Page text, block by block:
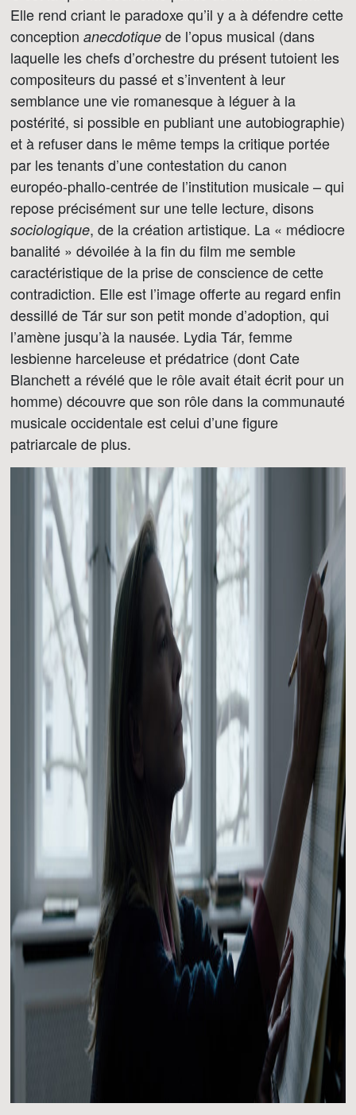
Elle rend criant le paradoxe qu’il y a à défendre cette
conception anecdotique de l’opus musical (dans
laquelle les chefs d’orchestre du présent tutoient les
compositeurs du passé et s’inventent à leur
semblance une vie romanesque à léguer à la
postérité, si possible en publiant une autobiographie)
et à refuser dans le même temps la critique portée
par les tenants d’une contestation du canon
européo-phallo-centrée de l’institution musicale – qui
repose précisément sur une telle lecture, disons
sociologique, de la création artistique. La « médiocre
banalité » dévoilée à la fin du film me semble
caractéristique de la prise de conscience de cette
contradiction. Elle est l’image offerte au regard enfin
dessillé de Tár sur son petit monde d’adoption, qui
l’amène jusqu’à la nausée. Lydia Tár, femme
lesbienne harceleuse et prédatrice (dont Cate
Blanchett a révélé que le rôle avait était écrit pour un
homme) découvre que son rôle dans la communauté
musicale occidentale est celui d’une figure
patriarcale de plus.